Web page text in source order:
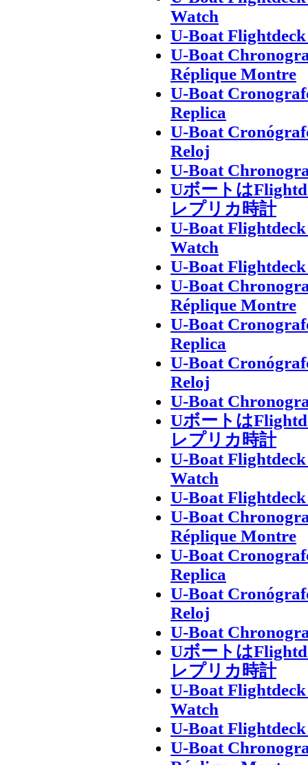
Watch
U-Boat
U-Boat
Réplique Montre
U-Boat
Replica
U-Boat
Reloj
U-Boat
Uボートは
レプリカ時計
U-Boat
Watch
U-Boat
U-Boat
Réplique Montre
U-Boat
Replica
U-Boat
Reloj
U-Boat
Uボートは
レプリカ時計
U-Boat
Watch
U-Boat
U-Boat
Réplique Montre
U-Boat
Replica
U-Boat
Reloj
U-Boat
Uボートは
レプリカ時計
U-Boat
Watch
U-Boat
U-Boat